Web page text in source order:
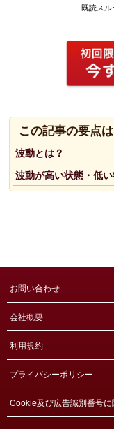
既読ス
この記事の要点は
波動とは？
波動が高い状態・低
お問い合わせ
会社概要
利用規約
プライバシーポリシー
Cookie及び広告識別番号